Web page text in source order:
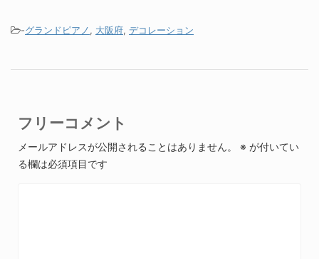
-グランドピアノ, 大阪府, デコレーション
フリーコメント
メールアドレスが公開されることはありません。 ※ が付いてい
る欄は必須項目です